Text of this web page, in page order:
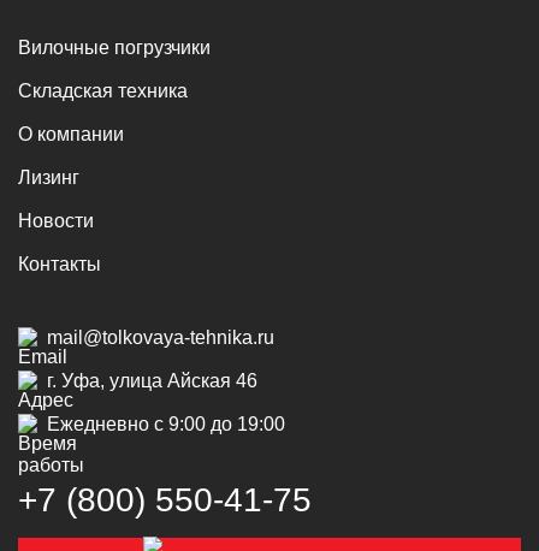
Вилочные погрузчики
Складская техника
О компании
Лизинг
Новости
Контакты
mail@tolkovaya-tehnika.ru
г. Уфа, улица Айская 46
Ежедневно с 9:00 до 19:00
+7 (800) 550‑41‑75